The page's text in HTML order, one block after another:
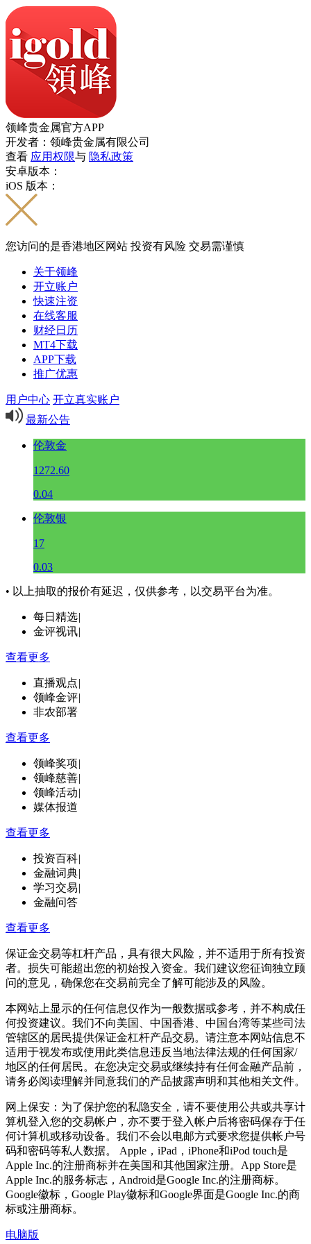
领峰贵金属官方APP
开发者：领峰贵金属有限公司
查看 应用权限与 隐私政策
安卓版本：
iOS 版本：
您访问的是香港地区网站 投资有风险 交易需谨慎
关于领峰
开立账户
快速注资
在线客服
财经日历
MT4下载
APP下载
推广优惠
用户中心 开立真实账户
最新公告
伦敦金
1272.60
0.04
伦敦银
17
0.03
• 以上抽取的报价有延迟，仅供参考，以交易平台为准。
每日精选|
金评视讯|
查看更多
直播观点|
领峰金评|
非农部署
查看更多
领峰奖项|
领峰慈善|
领峰活动|
媒体报道
查看更多
投资百科|
金融词典|
学习交易|
金融问答
查看更多
保证金交易等杠杆产品，具有很大风险，并不适用于所有投资
者。损失可能超出您的初始投入资金。我们建议您征询独立顾
问的意见，确保您在交易前完全了解可能涉及的风险。
本网站上显示的任何信息仅作为一般数据或参考，并不构成任
何投资建议。我们不向美国、中国香港、中国台湾等某些司法
管辖区的居民提供保证金杠杆产品交易。请注意本网站信息不
适用于视发布或使用此类信息违反当地法律法规的任何国家/
地区的任何居民。在您决定交易或继续持有任何金融产品前，
请务必阅读理解并同意我们的产品披露声明和其他相关文件。
网上保安：为了保护您的私隐安全，请不要使用公共或共享计
算机登入您的交易帐户，亦不要于登入帐户后将密码保存于任
何计算机或移动设备。我们不会以电邮方式要求您提供帐户号
码和密码等私人数据。 Apple，iPad，iPhone和iPod touch是
Apple Inc.的注册商标并在美国和其他国家注册。App Store是
Apple Inc.的服务标志，Android是Google Inc.的注册商标。
Google徽标，Google Play徽标和Google界面是Google Inc.的商
标或注册商标。
电脑版